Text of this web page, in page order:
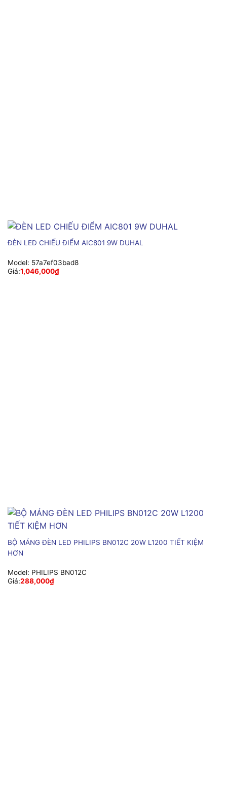
ĐÈN LED CHIẾU ĐIỂM AIC801 9W DUHAL
Model: 57a7ef03bad8
Giá:1,046,000₫
BỘ MÁNG ĐÈN LED PHILIPS BN012C 20W L1200 TIẾT KIỆM
HƠN
Model: PHILIPS BN012C
Giá:288,000₫